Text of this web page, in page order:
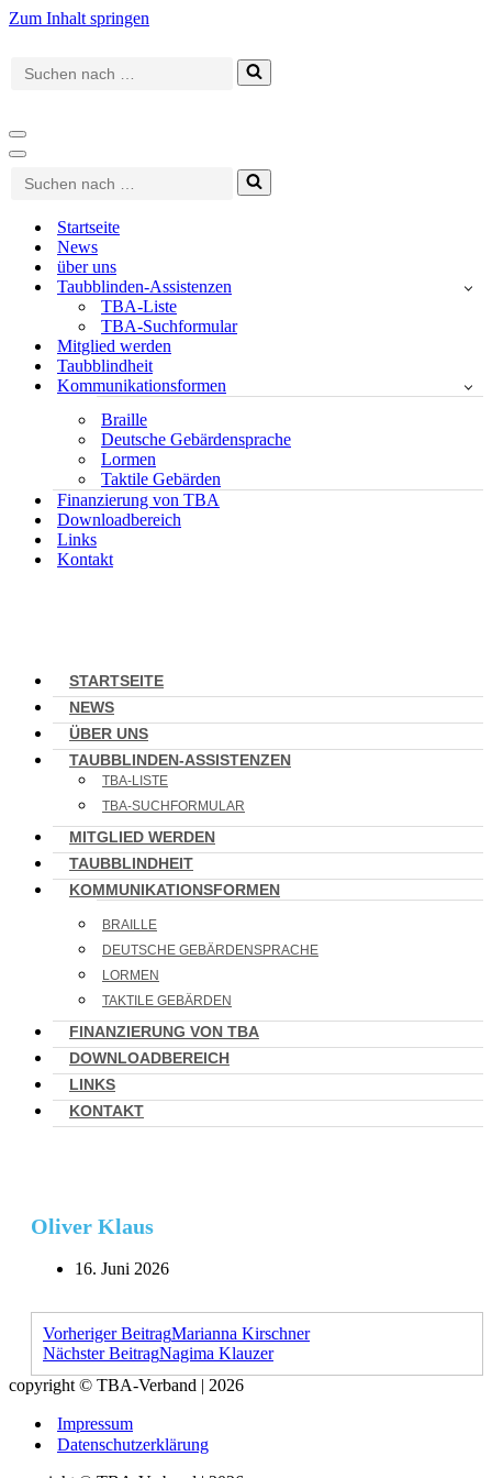
Zum Inhalt springen
Suchen
nach …
Navigationsmenü
Navigationsmenü
Suchen
nach …
Startseite
News
über uns
Taubblinden-Assistenzen
TBA-Liste
TBA-Suchformular
Mitglied werden
Taubblindheit
Kommunikationsformen
Braille
Deutsche Gebärdensprache
Lormen
Taktile Gebärden
Finanzierung von TBA
Downloadbereich
Links
Kontakt
STARTSEITE
NEWS
ÜBER UNS
TAUBBLINDEN-ASSISTENZEN
TBA-LISTE
TBA-SUCHFORMULAR
MITGLIED WERDEN
TAUBBLINDHEIT
KOMMUNIKATIONSFORMEN
BRAILLE
DEUTSCHE GEBÄRDENSPRACHE
LORMEN
TAKTILE GEBÄRDEN
FINANZIERUNG VON TBA
DOWNLOADBEREICH
LINKS
KONTAKT
Oliver Klaus
16. Juni 2026
Vorheriger BeitragMarianna Kirschner
Nächster BeitragNagima Klauzer
copyright © TBA-Verband | 2026
Impressum
Datenschutzerklärung